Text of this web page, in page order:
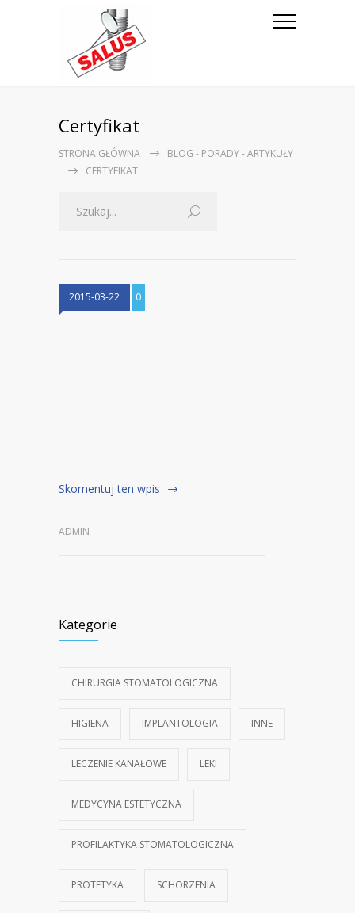
Certyfikat
STRONA GŁÓWNA
BLOG - PORADY - ARTYKUŁY
CERTYFIKAT
2015-03-22 0
Skomentuj ten wpis
ADMIN
Kategorie
CHIRURGIA STOMATOLOGICZNA
HIGIENA IMPLANTOLOGIA INNE
LECZENIE KANAŁOWE LEKI
MEDYCYNA ESTETYCZNA
PROFILAKTYKA STOMATOLOGICZNA
PROTETYKA SCHORZENIA